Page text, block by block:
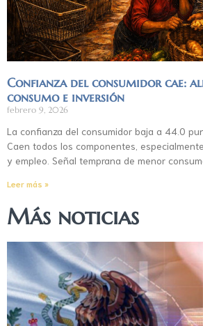
Confianza del consumidor cae:
consumo e inversión
febrero 9, 2026
La confianza del consumidor baja a 44.0
Caen todos los componentes,
y empleo. Señal temprana de menor
Leer más »
Más noticias